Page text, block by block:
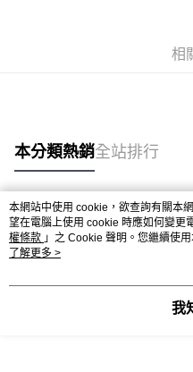
相
本分類熱銷全站排行
熱門標籤
本網站中使用 cookie，欲查詢有關本
望在電腦上使用 cookie 時應如何變更
權條款 」之 Cookie 聲明。您繼續使
用條款之 Cookie 聲明使用 cookie。
了解更多 >
我